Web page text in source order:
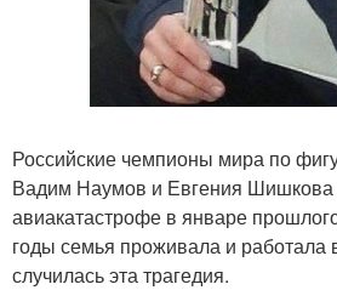
Российские чемпионы мира по
Вадим Наумов и Евгения Шишкова
авиакатастрофе в январе
годы семья проживала и
случилась эта трагедия.